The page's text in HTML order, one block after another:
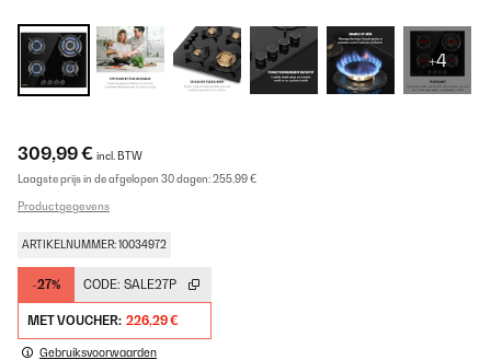
+4
309,99 € incl. BTW
Laagste prijs in de afgelopen 30 dagen:255,99 €
Productgegevens
ARTIKELNUMMER: 10034972
-27% CODE: SALE27P
MET VOUCHER: 226,29 €
Gebruiksvoorwaarden